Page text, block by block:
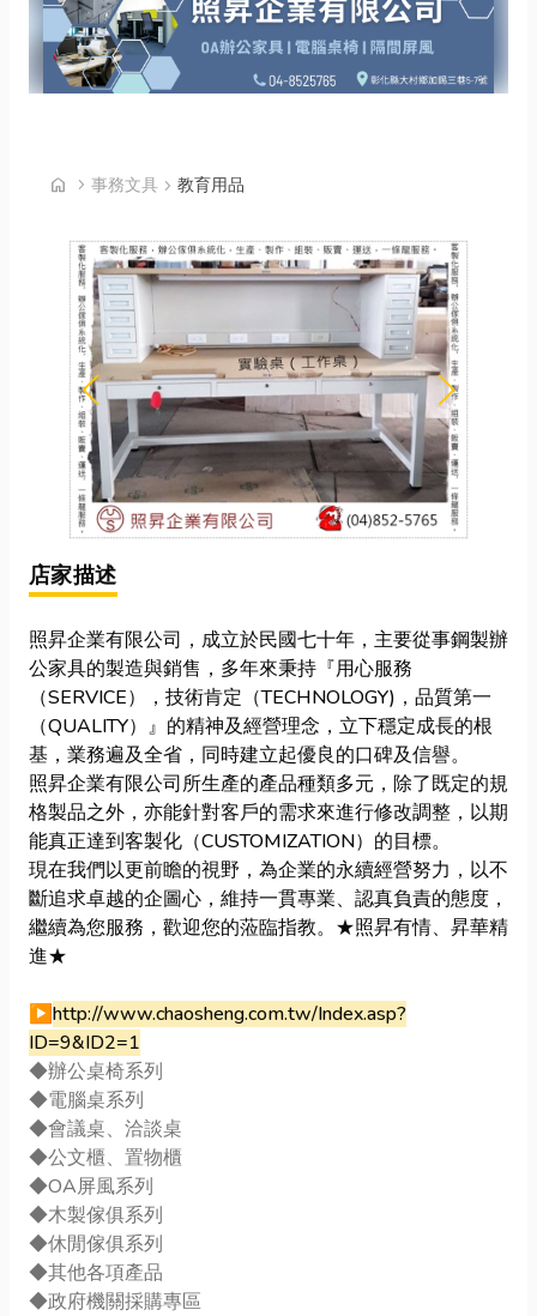
home chevron_right 首頁
事務文具 chevron_right 教育用品
店家描述
照昇企業有限公司，成立於民國七十年，主要從事鋼製辦
公家具的製造與銷售，多年來秉持『用心服務
（SERVICE），技術肯定（TECHNOLOGY)，品質第一
（QUALITY）』的精神及經營理念，立下穩定成長的根
基，業務遍及全省，同時建立起優良的口碑及信譽。
照昇企業有限公司所生產的產品種類多元，除了既定的規
格製品之外，亦能針對客戶的需求來進行修改調整，以期
能真正達到客製化（CUSTOMIZATION）的目標。
現在我們以更前瞻的視野，為企業的永續經營努力，以不
斷追求卓越的企圖心，維持一貫專業、認真負責的態度，
繼續為您服務，歡迎您的蒞臨指教。★照昇有情、昇華精
進★
▶️ http://www.chaosheng.com.tw/Index.asp?
ID=9&ID2=1
◆辦公桌椅系列
◆電腦桌系列
◆會議桌、洽談桌
◆公文櫃、置物櫃
◆OA屏風系列
◆木製傢俱系列
◆休閒傢俱系列
◆其他各項產品
◆政府機關採購專區